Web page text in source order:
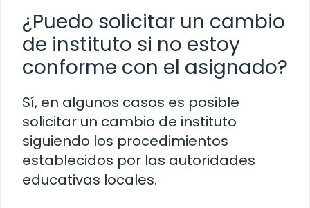
¿Puedo solicitar un cambio
de instituto si no estoy
conforme con el asignado?
Sí, en algunos casos es posible
solicitar un cambio de instituto
siguiendo los procedimientos
establecidos por las autoridades
educativas locales.